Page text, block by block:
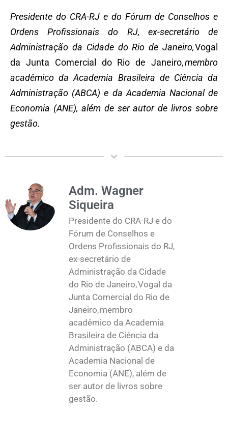
Presidente do CRA-RJ e do Fórum de Conselhos e
Ordens Profissionais do RJ, ex-secretário de
Administração da Cidade do Rio de Janeiro,Vogal
da Junta Comercial do Rio de Janeiro,membro
acadêmico da Academia Brasileira de Ciência da
Administração (ABCA) e da Academia Nacional de
Economia (ANE), além de ser autor de livros sobre
gestão.
Adm. Wagner
Siqueira
Presidente do CRA-RJ e do
Fórum de Conselhos e
Ordens Profissionais do RJ,
ex-secretário de
Administração da Cidade
do Rio de Janeiro, Vogal da
Junta Comercial do Rio de
Janeiro, membro
acadêmico da Academia
Brasileira de Ciência da
Administração (ABCA) e da
Academia Nacional de
Economia (ANE), além de
ser autor de livros sobre
gestão.